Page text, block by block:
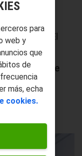
conjunto de
por la
negativas
. El
energía.
una fuente de
a que
eólica,
para
web y
que
de
más, echa
cookies.